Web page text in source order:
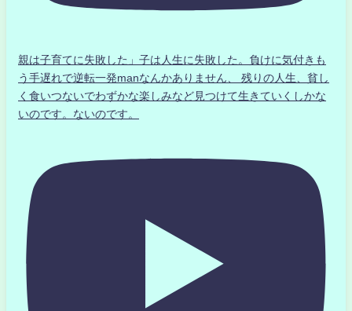
親は子育てに失敗した」子は人生に失敗した。負けに気付きも
う手遅れで逆転一発manなんかありません、 残りの人生、貧し
く食いつないでわずかな楽しみなど見つけて生きていくしかな
いのです。ないのです。